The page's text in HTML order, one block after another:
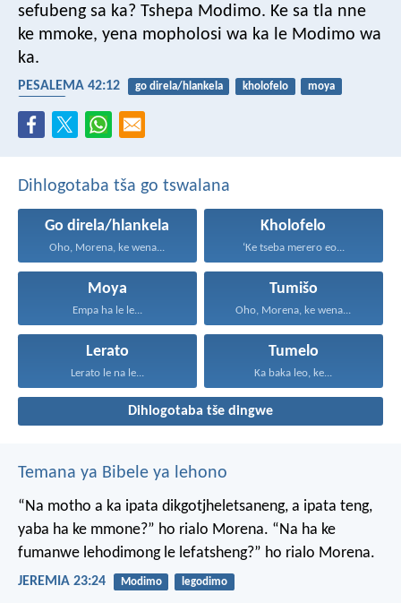
sefubeng sa ka? Tshepa Modimo. Ke sa tla nne
ke mmoke, yena mopholosi wa ka le Modimo wa
ka.
PESALEMA 42:12 go direla/hlankela kholofelo
moya
Dihlogotaba tša go tswalana
Go direla/hlankela
Oho, Morena, ke wena...
Kholofelo
‘Ke tseba merero eo...
Moya
Empa ha le le...
Tumišo
Oho, Morena, ke wena...
Lerato
Lerato le na le...
Tumelo
Ka baka leo, ke...
Dihlogotaba tše dingwe
Temana ya Bibele ya lehono
“Na motho a ka ipata dikgotjheletsaneng, a ipata teng,
yaba ha ke mmone?” ho rialo Morena. “Na ha ke
fumanwe lehodimong le lefatsheng?” ho rialo Morena.
JEREMIA 23:24 Modimo legodimo